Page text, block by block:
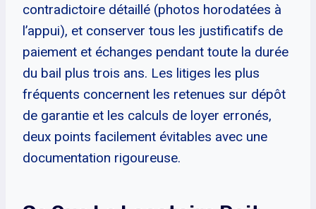
contradictoire détaillé (photos horodatées à
l’appui), et conserver tous les justificatifs de
paiement et échanges pendant toute la durée
du bail plus trois ans. Les litiges les plus
fréquents concernent les retenues sur dépôt
de garantie et les calculs de loyer erronés,
deux points facilement évitables avec une
documentation rigoureuse.